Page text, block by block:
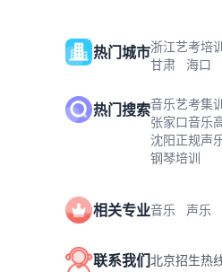
热门城市浙江艺考培
甘肃
海口
热门搜索音乐艺考集
张家口音乐
沈阳正规声
钢琴培训
相关专业音乐 声乐
联系我们北京招生热